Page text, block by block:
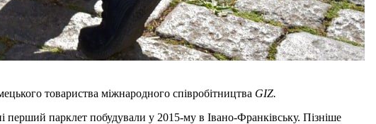
товариства міжнародного співробітництва GIZ.
парклет побудували у 2015-му в Івано-Франківську. Пізніше